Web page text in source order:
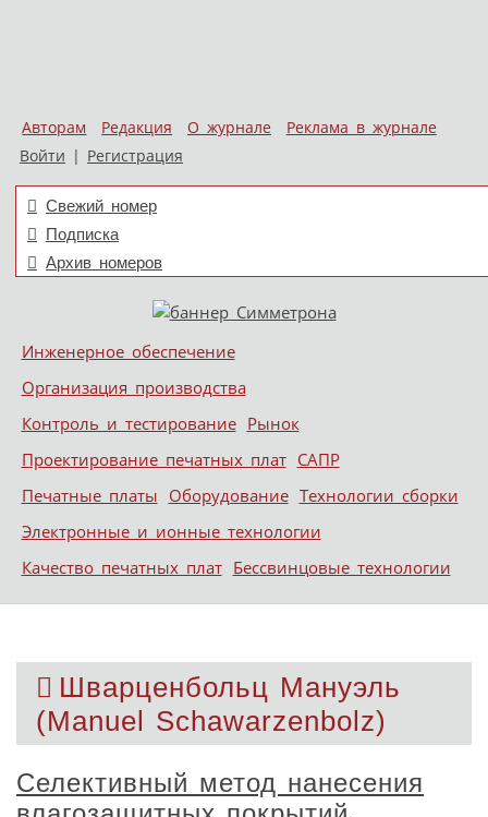
Авторам Редакция О журнале
Реклама в журнале
Войти | Регистрация
Свежий номер
Подписка
Архив номеров
Меню
Skip to content
Инженерное обеспечение
Организация производства
Контроль и тестирование Рынок
Проектирование печатных плат САПР
Печатные платы Оборудование Технологии сборки
Электронные и ионные технологии
Качество печатных плат Бессвинцовые технологии
Шварценбольц Мануэль
(Manuel Schawarzenbolz)
Селективный метод нанесения